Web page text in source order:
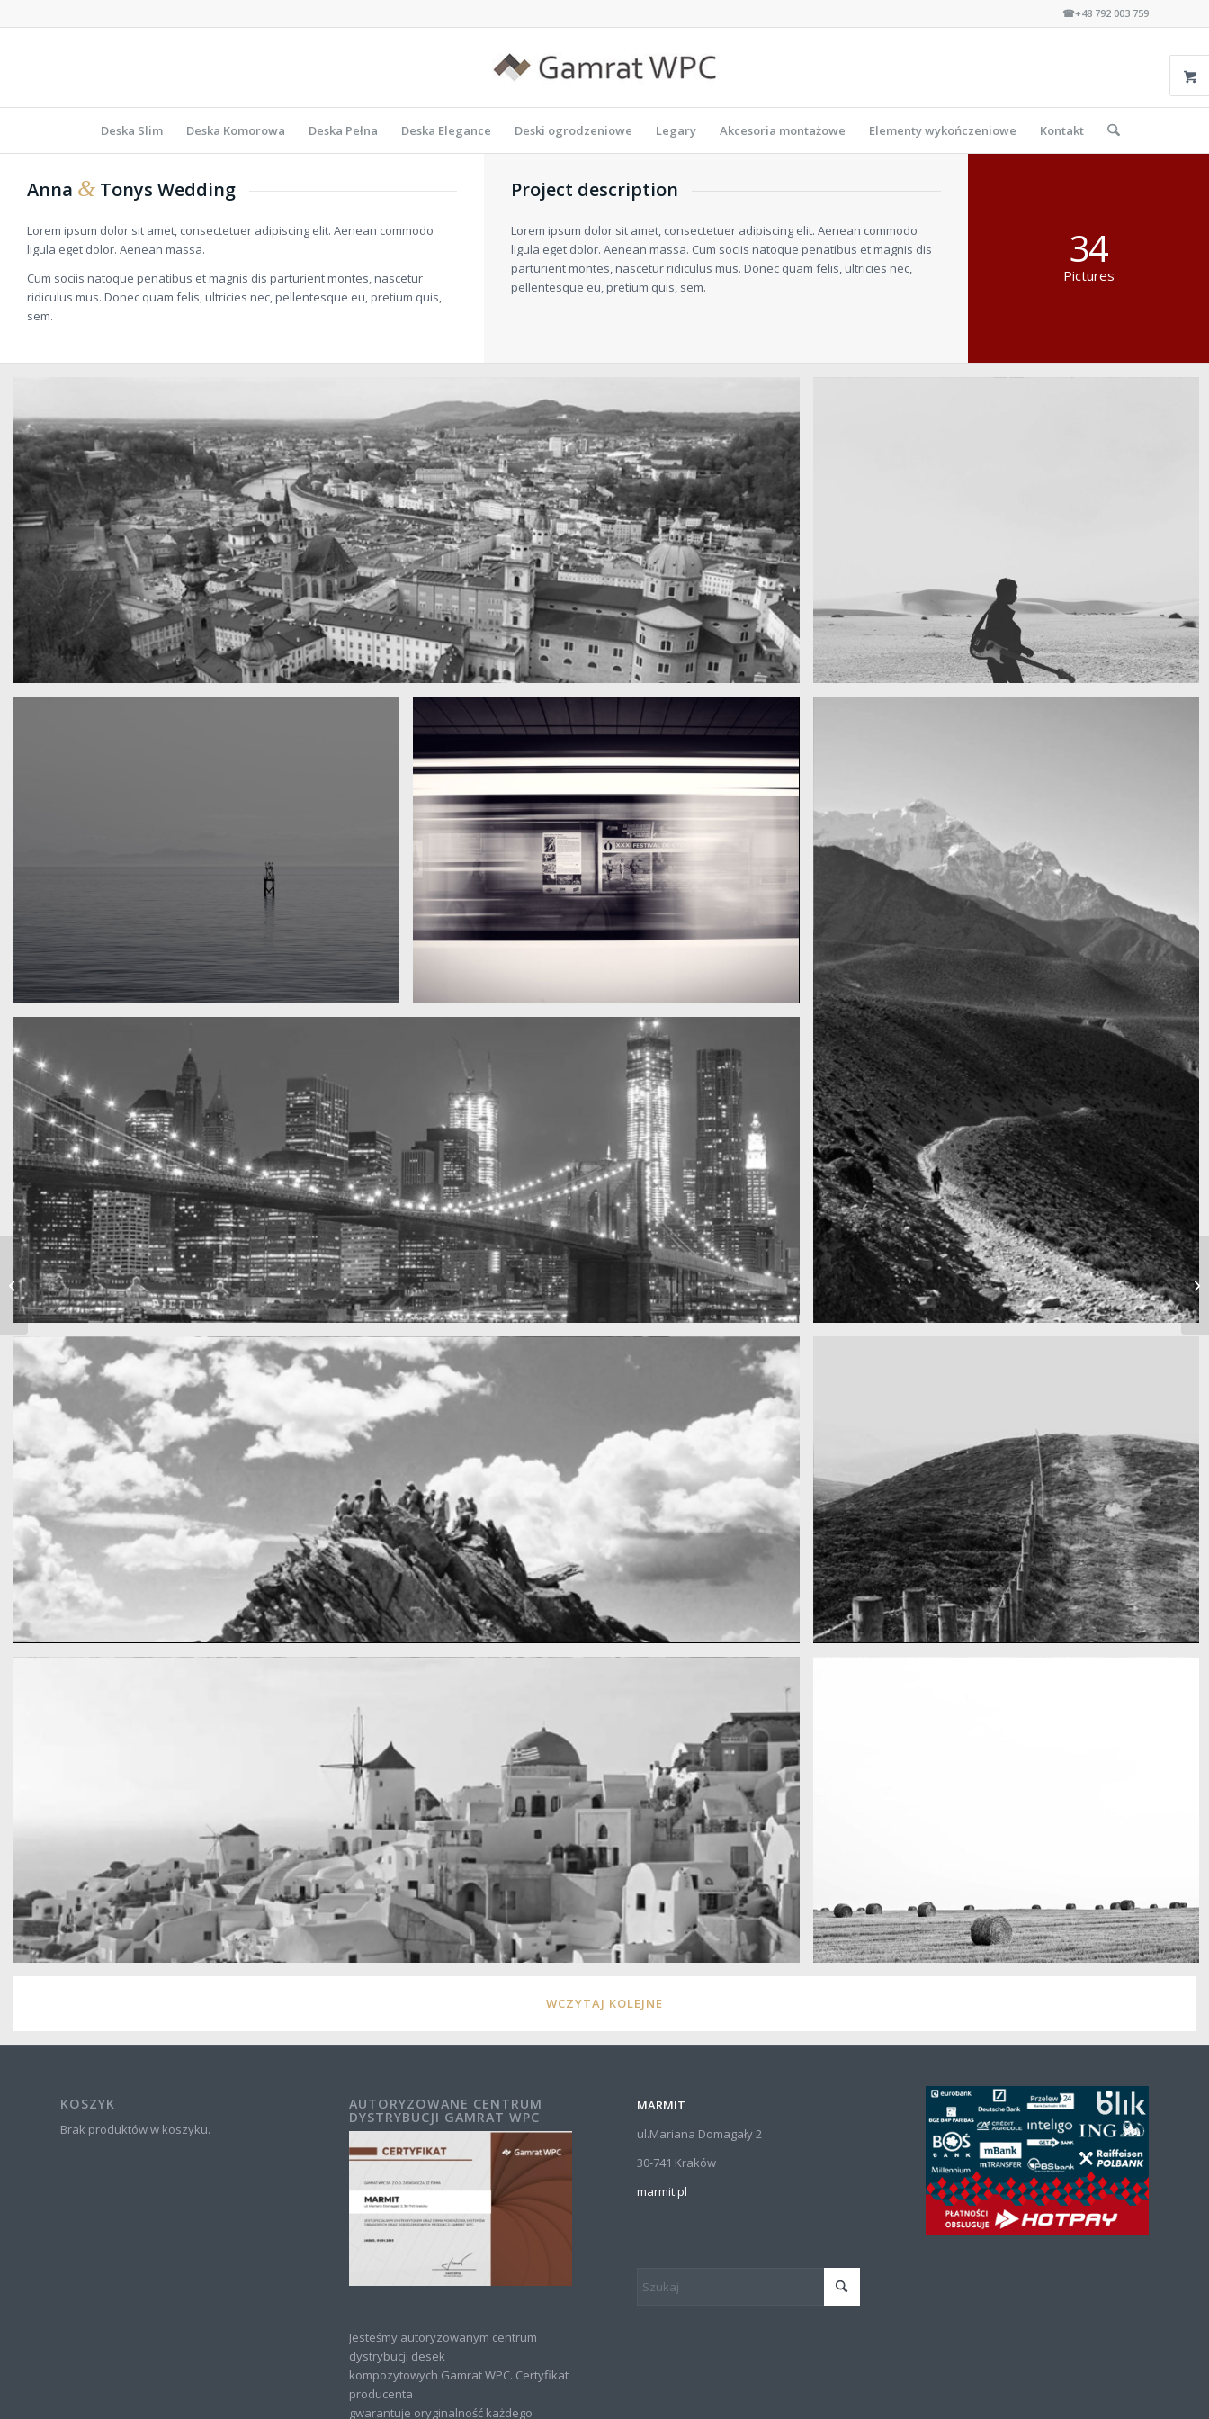
☎+48 792 003 759
Deska Slim Deska Komorowa Deska Pełna Deska Elegance Deski ogrodzeniowe Legary Akcesoria montażowe Elementy wykończeniowe Kontakt
Anna & Tonys Wedding
Lorem ipsum dolor sit amet, consectetuer adipiscing elit. Aenean commodo
ligula eget dolor. Aenean massa.
Cum sociis natoque penatibus et magnis dis parturient montes, nascetur
ridiculus mus. Donec quam felis, ultricies nec, pellentesque eu, pretium quis,
sem.
Project description
Lorem ipsum dolor sit amet, consectetuer adipiscing elit. Aenean commodo
ligula eget dolor. Aenean massa. Cum sociis natoque penatibus et magnis dis
parturient montes, nascetur ridiculus mus. Donec quam felis, ultricies nec,
pellentesque eu, pretium quis, sem.
34
Pictures
A really beautiful town My boyfriend on his latest trip
Water, water, water Subway blur
Best pic this year
SF by night
cool gathering
WCZYTAJ KOLEJNE
KOSZYK
Brak produktów w koszyku.
AUTORYZOWANE CENTRUM
DYSTRYBUCJI GAMRAT WPC
Jesteśmy autoryzowanym centrum
dystrybucji desek
kompozytowych Gamrat WPC. Certyfikat
producenta
gwarantuje oryginalność każdego
MARMIT
ul.Mariana Domagały 2
30-741 Kraków
marmit.pl
Band Meeting –
Rasputiaja